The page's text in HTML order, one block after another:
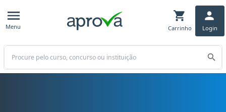
Menu Carrinho Login
Buscar